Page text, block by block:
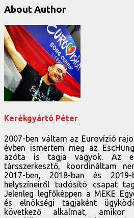
About Author
Kerékgyártó Péter
2007-ben váltam az Eurovízió
évben ismertem meg az
azóta is tagja vagyok. Az
társszerkesztő, koordináltam
2017-ben, 2018-ban és
helyszíneiről tudósító csapat
Jelenleg legfőképpen a MEKE
és elnökségi tagjaként
következő alkalmat,